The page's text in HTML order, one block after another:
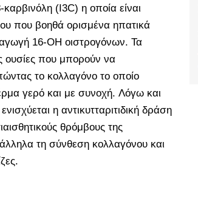
(I3C) η οποία είναι
που βοηθά ορισμένα ηπατικά
16-OH οιστρογόνων. Τα
ουσίες που μπορούν να
το κολλαγόνο το οποίο
γερό και με συνοχή. Λόγω και
η αντικυτταριτιδική δράση
θρόμβους της
τη σύνθεση κολλαγόνου και